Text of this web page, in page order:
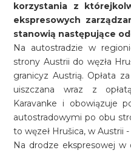
korzystania z
ekspresowych
stanowią następujące
Na autostradzie w
strony Austrii do węzła
granicyz Austrią. Opłata
uiszczana wraz z
Karavanke i obowiązuje
autostradowymi po obu
to węzeł Hrušica, w Austrii
Na drodze ekspresowej w